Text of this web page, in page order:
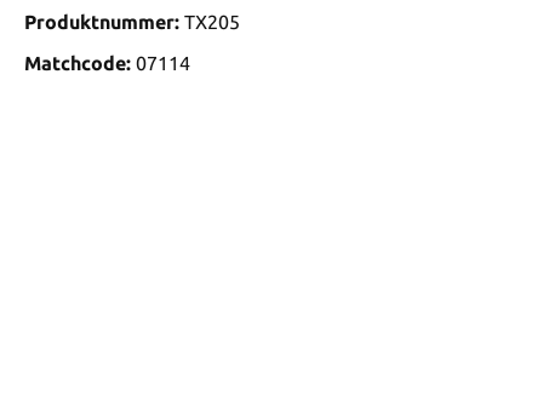
Produktnummer: TX205
Matchcode: 07114